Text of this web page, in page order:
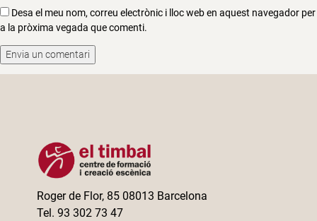
Desa el meu nom, correu electrònic i lloc web en aquest navegador per
a la pròxima vegada que comenti.
Roger de Flor, 85 08013 Barcelona
Tel. 93 302 73 47